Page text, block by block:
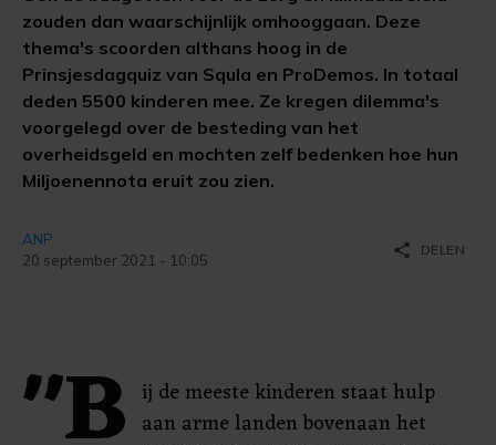
zouden dan waarschijnlijk omhooggaan. Deze
thema's scoorden althans hoog in de
Prinsjesdagquiz van Squla en ProDemos. In totaal
deden 5500 kinderen mee. Ze kregen dilemma's
voorgelegd over de besteding van het
overheidsgeld en mochten zelf bedenken hoe hun
Miljoenennota eruit zou zien.
ANP
20 september 2021 - 10:05
share DELEN
ij de meeste kinderen staat hulp
aan arme landen bovenaan het